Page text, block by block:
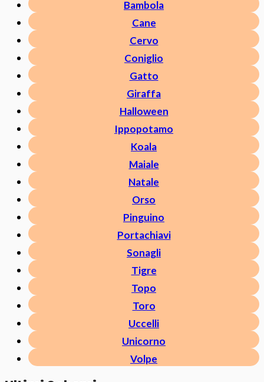
Bambola
Cane
Cervo
Coniglio
Gatto
Giraffa
Halloween
Ippopotamo
Koala
Maiale
Natale
Orso
Pinguino
Portachiavi
Sonagli
Tigre
Topo
Toro
Uccelli
Unicorno
Volpe